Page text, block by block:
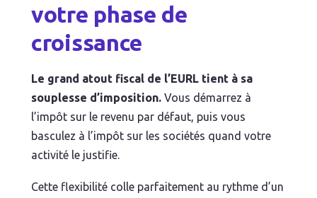
votre phase de
croissance
Le grand atout fiscal de l’EURL tient à sa
souplesse d’imposition. Vous démarrez à
l’impôt sur le revenu par défaut, puis vous
basculez à l’impôt sur les sociétés quand votre
activité le justifie.
Cette flexibilité colle parfaitement au rythme d’un